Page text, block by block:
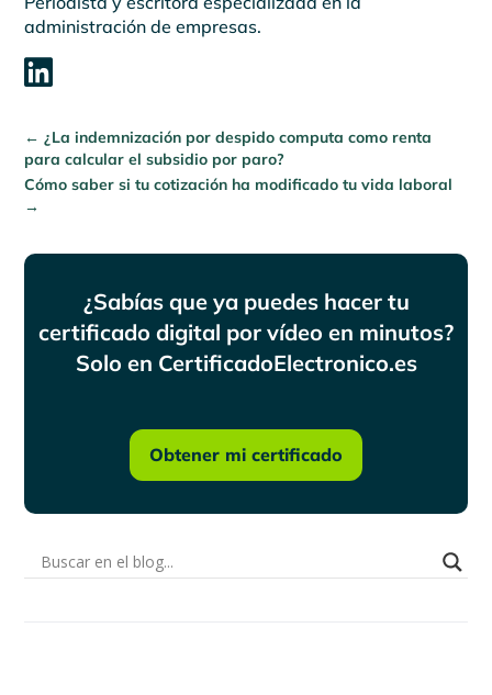
administración de empresas.

←¿La indemnización por despido computa como renta
para calcular el subsidio por paro?
Cómo saber si tu cotización ha modificado tu vida laboral
→
¿Sabías que ya puedes hacer tu
certificado digital por vídeo en minutos?
Solo en CertificadoElectronico.es
Obtener mi certificado